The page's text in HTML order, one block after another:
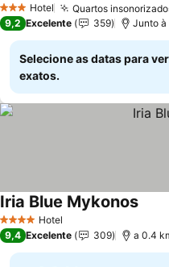
3 EstrelasHotel Quartos
9,2 Excelente 359 Junto à
Selecione as datas para
exatos.
4 EstrelasHotel
Iria Blue Mykonos
9,4 Excelente 309 a 0.4